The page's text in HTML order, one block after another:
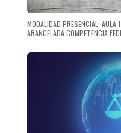
MODALIDAD PRESENCIAL:
ARANCELADA COMPETENCIA